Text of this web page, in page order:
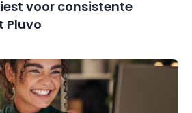
voor consistente
Pluvo